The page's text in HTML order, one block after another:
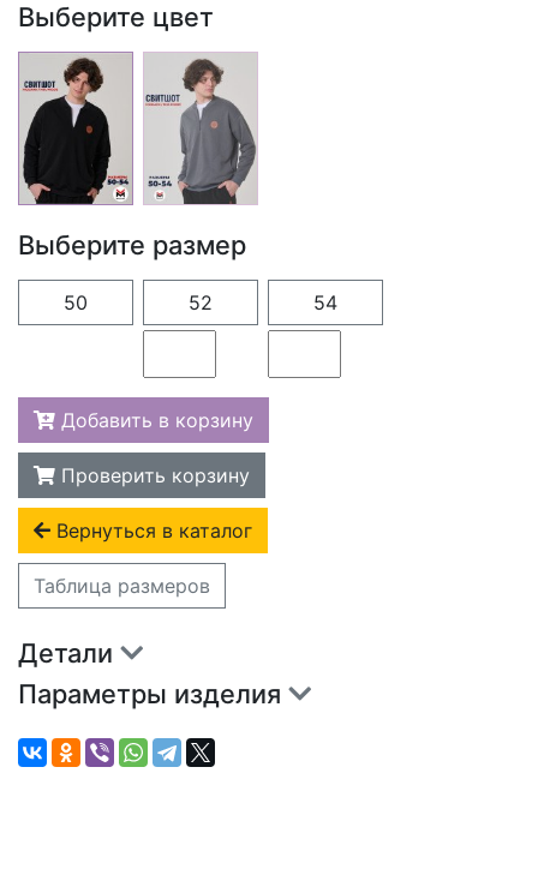
Выберите цвет
Выберите размер
50 52 54
Добавить в корзину
Проверить корзину
Вернуться в каталог
Таблица размеров
Детали
Параметры изделия